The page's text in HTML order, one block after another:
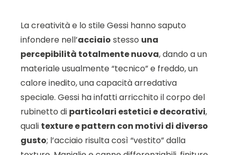
La creatività e lo stile Gessi hanno saputo
infondere nell’acciaio stesso una
percepibilità totalmente nuova, dando a un
materiale usualmente “tecnico” e freddo, un
calore inedito, una capacità arredativa
speciale. Gessi ha infatti arricchito il corpo del
rubinetto di particolari estetici e decorativi,
quali texture e pattern con motivi di diverso
gusto; l’acciaio risulta così “vestito” dalla